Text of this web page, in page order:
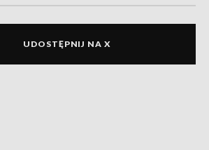
UDOSTĘPNIJ NA X